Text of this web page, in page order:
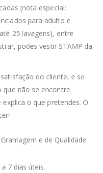
(nota especial:
para adulto e
25 lavagens), entre
podes vestir STAMP da
do cliente, e se
que não se encontre
explica o que pretendes. O
e de Qualidade
7 dias úteis.